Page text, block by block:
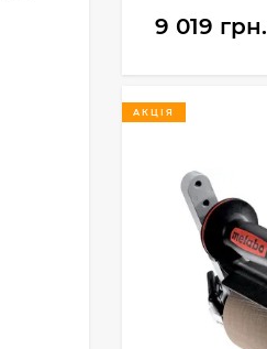
9 019 грн.
АКЦІЯ